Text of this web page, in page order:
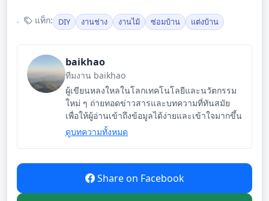
แท็ก: DIY งานช่าง งานไม้ ซ่อมบ้าน แต่งบ้าน
baikhao
ทีมงาน baikhao
ผู้เขียนหลงใหลในโลกเทคโนโลยีและนวัตกรรม
ใหม่ ๆ ถ่ายทอดข่าวสารและบทความที่ทันสมัย
เพื่อให้ผู้อ่านเข้าถึงข้อมูลได้ง่ายและเข้าใจมากขึ้น
ดูบทความทั้งหมด
Share on Facebook